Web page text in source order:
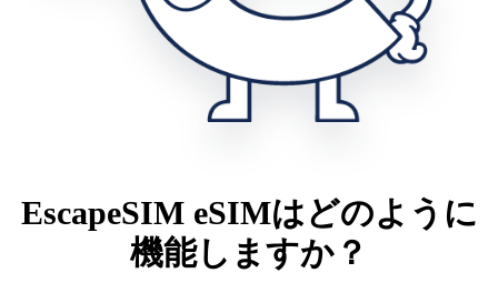
EscapeSIM eSIMはどのように
機能しますか？